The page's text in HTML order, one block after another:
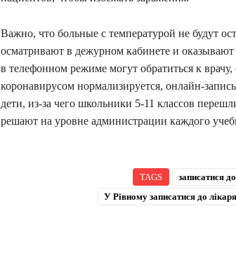
Важно, что больные с температурой не будут
осматривают в дежурном кабинете и
в телефонном режиме могут обратиться к
коронавирусом нормализируется, онлайн-
дети, из-за чего школьники 5-11 классов
решают на уровне администрации каждого
TAGS записатися
У Рівному записатися до